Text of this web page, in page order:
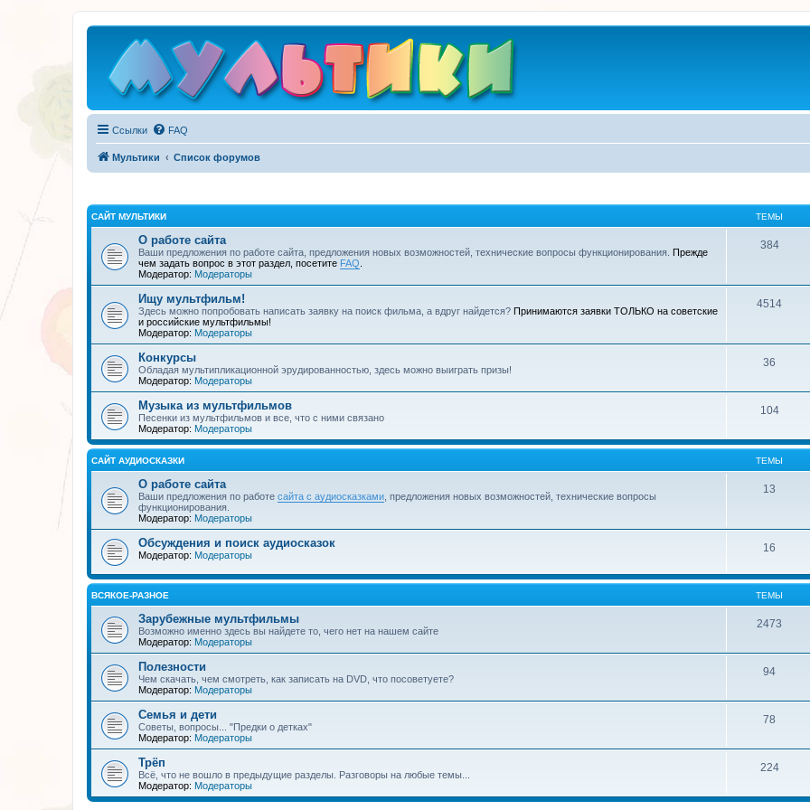
Ссылки FAQ
Мультики Список форумов
САЙТ МУЛЬТИКИ ТЕМЫ
О работе сайта
Ваши предложения по работе сайта, предложения новых возможностей, технические вопросы функционирования. Прежде
чем задать вопрос в этот раздел, посетите FAQ
Модератор: Модераторы
384
Ищу мультфильм!
Здесь можно попробовать написать заявку на поиск фильма, а вдруг найдется? Принимаются заявки ТОЛЬКО на советские
и российские мультфильмы!
Модератор: Модераторы
4514
Конкурсы
Обладая мультипликационной эрудированностью, здесь можно выиграть призы!
Модератор: Модераторы
36
Музыка из мультфильмов
Песенки из мультфильмов и все, что с ними связано
Модератор: Модераторы
104
САЙТ АУДИОСКАЗКИ ТЕМЫ
О работе сайта
Ваши предложения по работе сайта с аудиосказками , предложения новых возможностей, технические вопросы
функционирования.
Модератор: Модераторы
13
Обсуждения и поиск аудиосказок
Модератор: Модераторы
16
ВСЯКОЕ-РАЗНОЕ ТЕМЫ
Зарубежные мультфильмы
Возможно именно здесь вы найдете то, чего нет на нашем сайте
Модератор: Модераторы
2473
Полезности
Чем скачать, чем смотреть, как записать на DVD, что посоветуете?
Модератор: Модераторы
94
Семья и дети
Советы, вопросы... "Предки о детках"
Модератор: Модераторы
78
Трёп
Всё, что не вошло в предыдущие разделы. Разговоры на любые темы...
Модератор: Модераторы
224